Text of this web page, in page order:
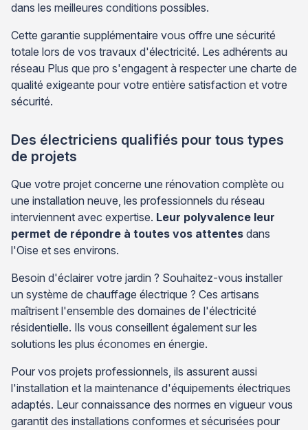
dans les meilleures conditions possibles.
Cette garantie supplémentaire vous offre une sécurité
totale lors de vos travaux d'électricité. Les adhérents au
réseau Plus que pro s'engagent à respecter une charte de
qualité exigeante pour votre entière satisfaction et votre
sécurité.
Des électriciens qualifiés pour tous types
de projets
Que votre projet concerne une rénovation complète ou
une installation neuve, les professionnels du réseau
interviennent avec expertise. Leur polyvalence leur
permet de répondre à toutes vos attentes dans
l'Oise et ses environs.
Besoin d'éclairer votre jardin ? Souhaitez-vous installer
un système de chauffage électrique ? Ces artisans
maîtrisent l'ensemble des domaines de l'électricité
résidentielle. Ils vous conseillent également sur les
solutions les plus économes en énergie.
Pour vos projets professionnels, ils assurent aussi
l'installation et la maintenance d'équipements électriques
adaptés. Leur connaissance des normes en vigueur vous
garantit des installations conformes et sécurisées pour